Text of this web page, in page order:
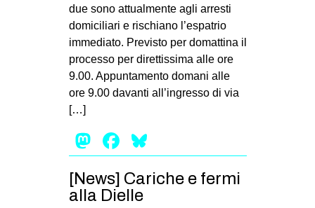
due sono attualmente agli arresti
domiciliari e rischiano l’espatrio
immediato. Previsto per domattina il
processo per direttissima alle ore
9.00. Appuntamento domani alle
ore 9.00 davanti all’ingresso di via
[…]
Mastodon
Facebook
[News] Cariche e fermi
alla Dielle